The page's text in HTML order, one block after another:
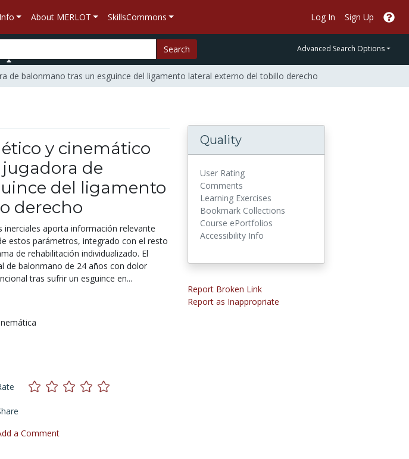
About MERLOT SkillsCommons Log In Sign Up
Search Advanced Search Options
de balonmano tras un esguince del ligamento lateral externo del tobillo derecho
y cinemático
de
del ligamento
derecho
inerciales aporta información relevante
estos parámetros, integrado con el resto
de rehabilitación individualizado. El
de balonmano de 24 años con dolor
tras sufrir un esguince en...
a Comment
Quality
User Rating
Comments
Learning Exercises
Bookmark Collections
Course ePortfolios
Accessibility Info
Report Broken Link
Report as Inappropriate